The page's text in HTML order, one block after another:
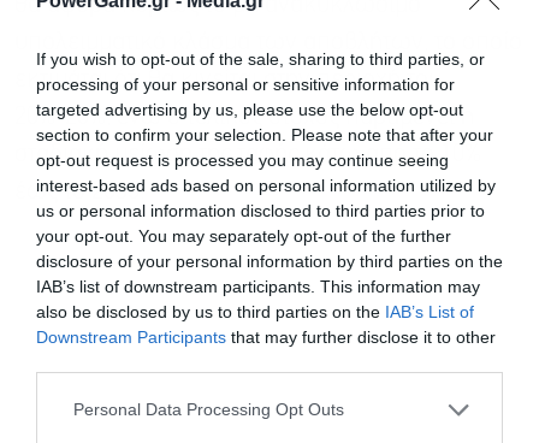
If you wish to opt-out of the sale, sharing to third parties, or
processing of your personal or sensitive information for
targeted advertising by us, please use the below opt-out
section to confirm your selection. Please note that after your
opt-out request is processed you may continue seeing
interest-based ads based on personal information utilized by
us or personal information disclosed to third parties prior to
your opt-out. You may separately opt-out of the further
disclosure of your personal information by third parties on the
IAB’s list of downstream participants. This information may
also be disclosed by us to third parties on the IAB’s List of
Downstream Participants that may further disclose it to other
Personal Data Processing Opt Outs
θα αφορά κυρίως το μη ανακυκλώσιμο
εκτιμάται ότι θα κινείται στην περιοχή του
20%-25%, ενώ ο τελικός στόχος παραμένει η
σταδιακή μείωση της ταφής κάτω από το 10%
έως το 2035.